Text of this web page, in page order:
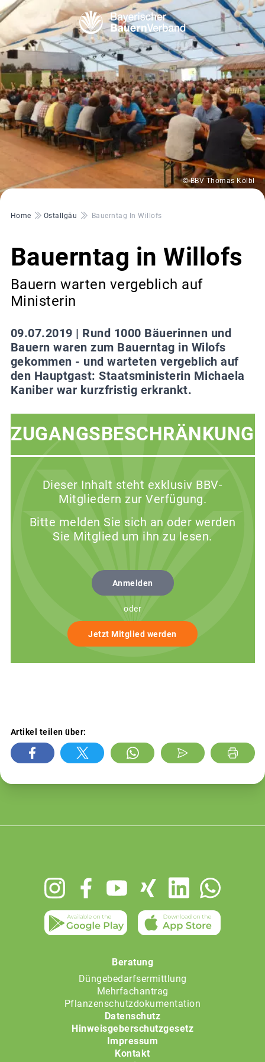
© BBV Thomas Kölbl
Pfadnavigation
Home Ostallgäu Bauerntag In Willofs
Bauerntag in Willofs
Bauern warten vergeblich auf
Ministerin
09.07.2019 | Rund 1000 Bäuerinnen und
Bauern waren zum Bauerntag in Wilofs
gekommen - und warteten vergeblich auf
den Hauptgast: Staatsministerin Michaela
Kaniber war kurzfristig erkrankt.
ZUGANGSBESCHRÄNKUNG
Dieser Inhalt steht exklusiv BBV-
Mitgliedern zur Verfügung.
Bitte melden Sie sich an oder werden
Sie Mitglied um ihn zu lesen.
Anmelden
oder
Jetzt Mitglied werden
Artikel teilen über:
Beratung
Düngebedarfsermittlung
Mehrfachantrag
Pflanzenschutzdokumentation
Datenschutz
Hinweisgeberschutzgesetz
Impressum
Kontakt